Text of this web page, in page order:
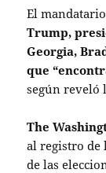
El
Trump,
Georgia,
que
según reveló
The
al registro de
de las